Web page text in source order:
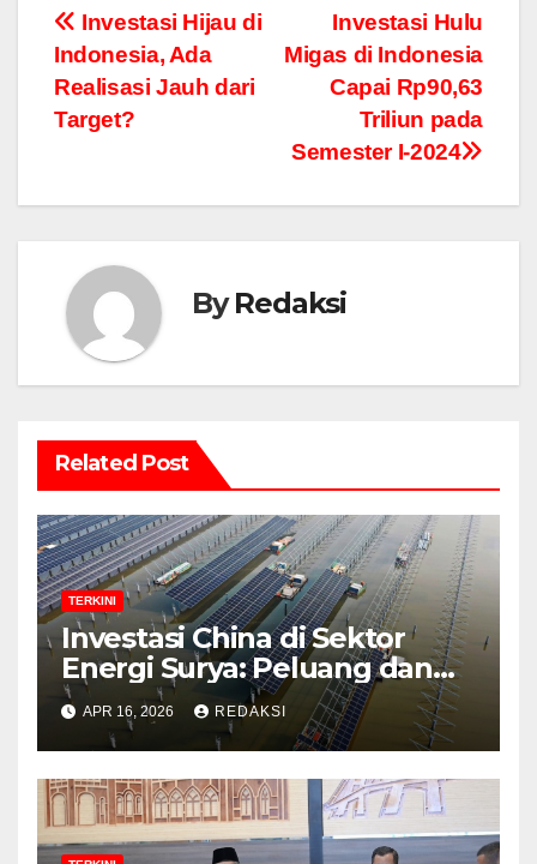
Navigasi
pos
Investasi Hulu
Migas di Indonesia
Capai Rp90,63
Triliun pada
Semester I-2024
Investasi Hijau di
Indonesia, Ada
Realisasi Jauh dari
Target?
ByRedaksi
Related Post
TERKINI
Investasi China di Sektor
Energi Surya: Peluang dan
Strategi Indonesia?
APR 16, 2026 REDAKSI